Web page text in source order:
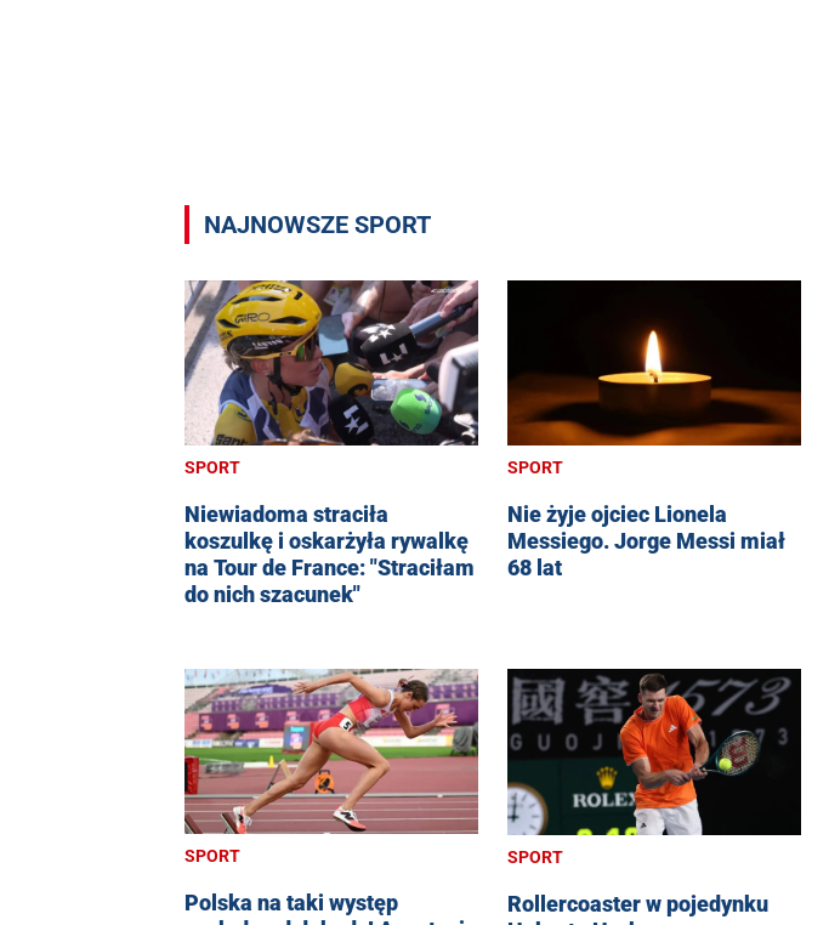
NAJNOWSZE SPORT
SPORT
Niewiadoma straciła
koszulkę i oskarżyła rywalkę
na Tour de France: "Straciłam
do nich szacunek"
SPORT
Nie żyje ojciec Lionela
Messiego. Jorge Messi miał
68 lat
SPORT
Polska na taki występ
SPORT
Rollercoaster w pojedynku